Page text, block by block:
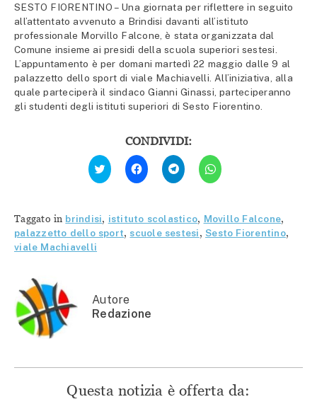
SESTO FIORENTINO – Una giornata per riflettere in seguito
all’attentato avvenuto a Brindisi davanti all’istituto
professionale Morvillo Falcone, è stata organizzata dal
Comune insieme ai presidi della scuola superiori sestesi.
L’appuntamento è per domani martedì 22 maggio dalle 9 al
palazzetto dello sport di viale Machiavelli. All’iniziativa, alla
quale parteciperà il sindaco Gianni Ginassi, parteciperanno
gli studenti degli istituti superiori di Sesto Fiorentino.
CONDIVIDI:
Fai
clic
qui
Twitter
(Si
apre
in
Fai
clic
per
condividere
apre
in
una
Fai
clic
per
condividere
(Si
apre
in
una
Fai
clic
per
(Si
apre
in
una
Taggato in brindisi, istituto scolastico, Movillo Falcone,
palazzetto dello sport, scuole sestesi,Sesto Fiorentino,
viale Machiavelli
Autore
Redazione
Questa notizia è offerta da: